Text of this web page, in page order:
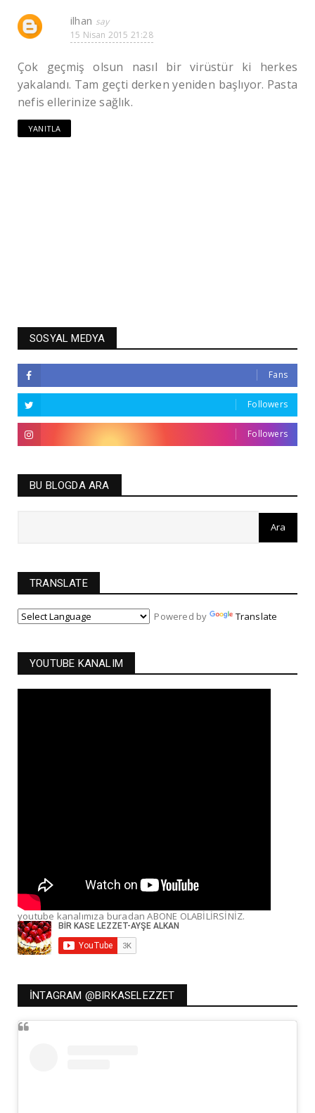
ilhan
15 Nisan 2015 21:28
Çok geçmiş olsun nasıl bir virüstür ki herkes
yakalandı. Tam geçti derken yeniden başlıyor. Pasta
nefis ellerinize sağlık.
YANITLA
SOSYAL MEDYA
Fans
Followers
Followers
BU BLOGDA ARA
TRANSLATE
Powered by Translate
YOUTUBE KANALIM
youtube kanalımıza buradan ABONE OLABİLİRSİNİZ.
İNTAGRAM @BIRKASELEZZET